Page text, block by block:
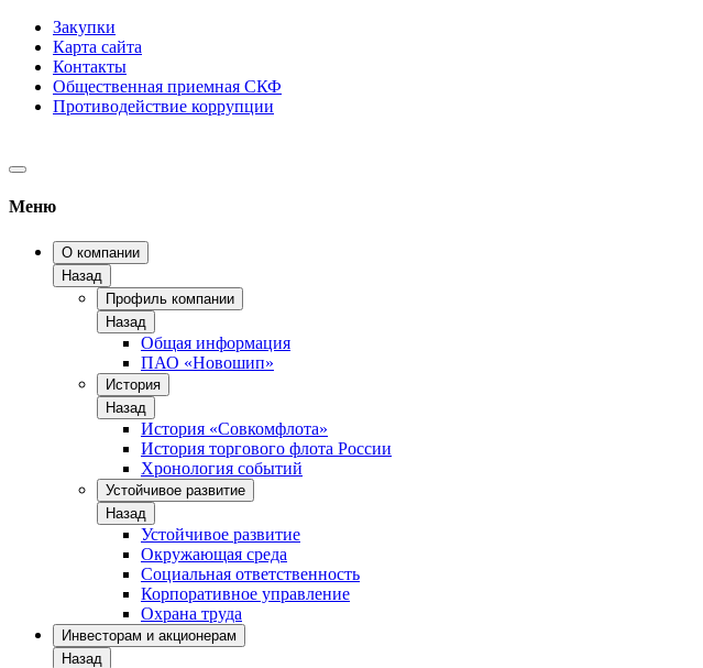
Закупки
Карта сайта
Контакты
Общественная приемная СКФ
Противодействие коррупции
Меню
О компании
Назад
Профиль компании
Назад
Общая информация
ПАО «Новошип»
История
Назад
История «Совкомфлота»
История торгового флота России
Хронология событий
Устойчивое развитие
Назад
Устойчивое развитие
Окружающая среда
Социальная ответственность
Корпоративное управление
Охрана труда
Инвесторам и акционерам
Назад